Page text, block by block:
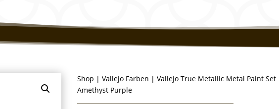
Shop |Vallejo Farben |Vallejo True Metallic Metal Paint Set
Amethyst Purple